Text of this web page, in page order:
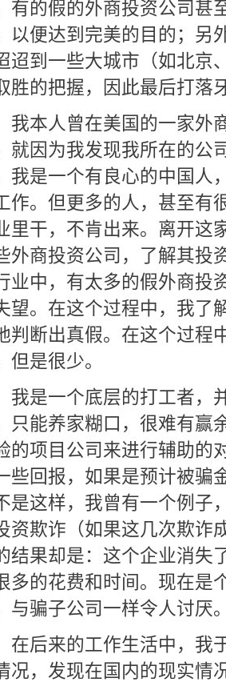
有的假的外商投资公司甚
以便达到完美的目的；另
迢到一些大城市（如北京
胜的把握，因此最后打落
本人曾在美国的一家外商
就因为我发现我所在的公
我是一个有良心的中国人
作。但更多的人，甚至有
里干，不肯出来。离开这
外商投资公司，了解其投
业中，有太多的假外商投
望。在这个过程中，我了
判断出真假。在这个过程
但是很少。
是一个底层的打工者，并
只能养家糊口，很难有赢
的项目公司来进行辅助的
些回报，如果是预计被骗
是这样，我曾有一个例子
资欺诈（如果这几次欺诈
结果却是：这个企业消失
多的花费和时间。现在是
与骗子公司一样令人讨厌
后来的工作生活中，我于
况，发现在国内的现实情